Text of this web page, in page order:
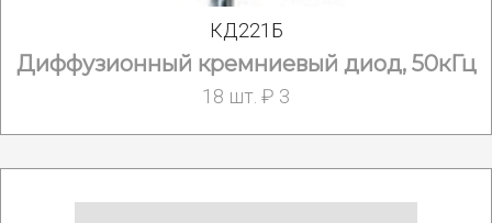
КД221Б
Диффузионный кремниевый диод, 50кГц
18 шт. ₽ 3